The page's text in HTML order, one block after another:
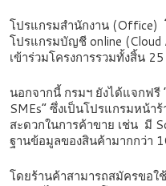
โปรแกรมสำนักงาน (Office)
โปรแกรมบัญชี online
เข้าร่วมโครงการรวมทั้งสิ้น
นอกจากนี้ กรมฯ ยังได้แจกฟรี
SMEs” ซึ่งเป็นโปรแกรมหน้า
สะดวกในการค้าขาย เช่น มี
ฐานข้อมูลของสินค้ามากกว่า
โดยร้านค้าสามารถสมัครขอใ